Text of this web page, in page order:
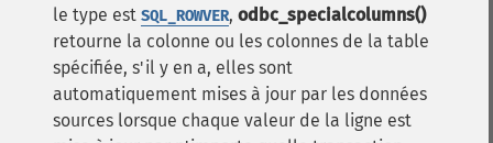
le type est SQL_ROWVER, odbc_specialcolumns()
retourne la colonne ou les colonnes de la table
spécifiée, s'il y en a, elles sont
automatiquement mises à jour par les données
sources lorsque chaque valeur de la ligne est